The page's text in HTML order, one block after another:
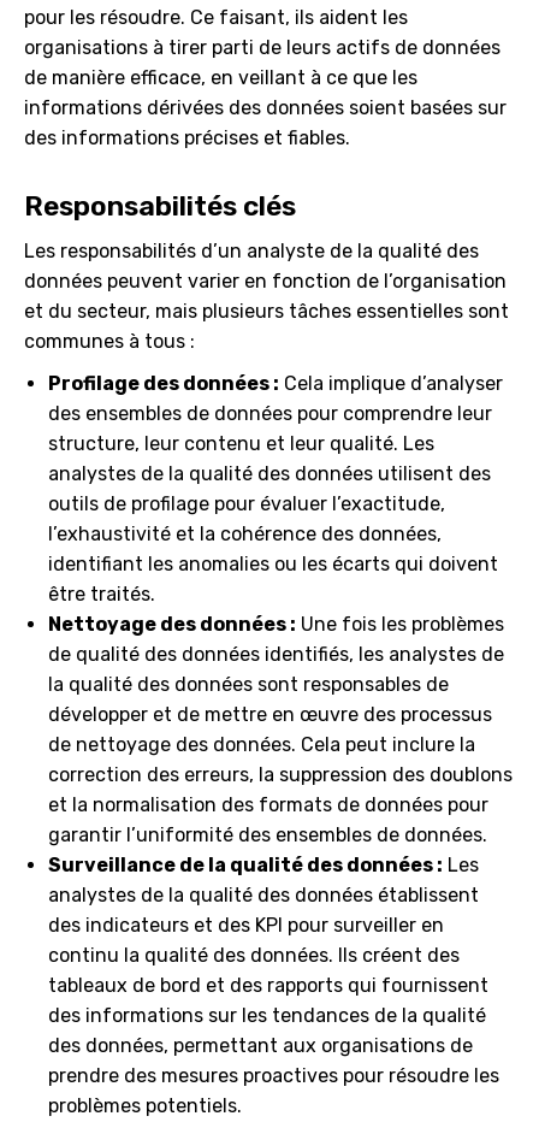
pour les résoudre. Ce faisant, ils aident les
organisations à tirer parti de leurs actifs de données
de manière efficace, en veillant à ce que les
informations dérivées des données soient basées sur
des informations précises et fiables.
Responsabilités clés
Les responsabilités d’un analyste de la qualité des
données peuvent varier en fonction de l’organisation
et du secteur, mais plusieurs tâches essentielles sont
communes à tous :
Profilage des données : Cela implique d’analyser
des ensembles de données pour comprendre leur
structure, leur contenu et leur qualité. Les
analystes de la qualité des données utilisent des
outils de profilage pour évaluer l’exactitude,
l’exhaustivité et la cohérence des données,
identifiant les anomalies ou les écarts qui doivent
être traités.
Nettoyage des données : Une fois les problèmes
de qualité des données identifiés, les analystes de
la qualité des données sont responsables de
développer et de mettre en œuvre des processus
de nettoyage des données. Cela peut inclure la
correction des erreurs, la suppression des doublons
et la normalisation des formats de données pour
garantir l’uniformité des ensembles de données.
Surveillance de la qualité des données : Les
analystes de la qualité des données établissent
des indicateurs et des KPI pour surveiller en
continu la qualité des données. Ils créent des
tableaux de bord et des rapports qui fournissent
des informations sur les tendances de la qualité
des données, permettant aux organisations de
prendre des mesures proactives pour résoudre les
problèmes potentiels.